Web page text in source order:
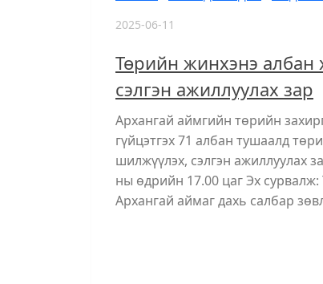
2025-06-11
Төрийн жинхэнэ албан
сэлгэн ажиллуулах зар
Архангай аймгийн төрийн
гүйцэтгэх 71 албан тушаалд
шилжүүлэх, сэлгэн ажиллуулах
ны өдрийн 17.00 цаг Эх
Архангай аймаг дахь салбар